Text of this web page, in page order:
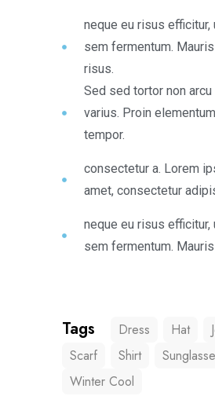
neque eu risus efficitur,
sem fermentum.
risus.
Sed sed tortor non
varius. Proin
tempor.
consectetur a. Lorem
amet, consectetur
neque eu risus efficitur,
sem fermentum.
Tags Dress Hat
Scarf
Shirt
Winter Cool